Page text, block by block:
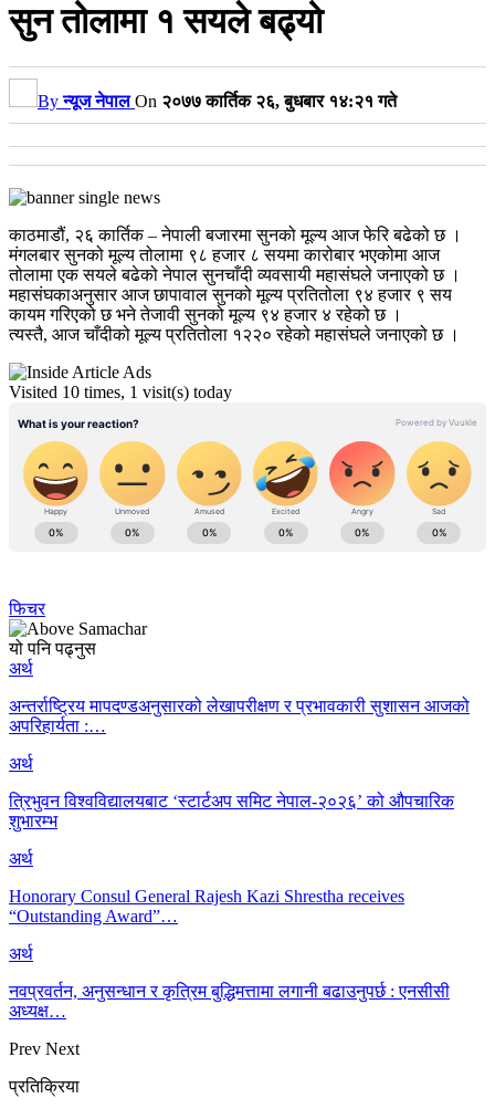
सुन तोलामा १ सयले बढ्यो
Byन्यूज नेपाल On २०७७ कार्तिक २६, बुधबार १४:२१ गते
काठमाडौं, २६ कार्तिक – नेपाली बजारमा सुनको मूल्य आज फेरि बढेको छ ।
मंगलबार सुनको मूल्य तोलामा ९८ हजार ८ सयमा कारोबार भएकोमा आज
तोलामा एक सयले बढेको नेपाल सुनचाँदी व्यवसायी महासंघले जनाएको छ ।
महासंघकाअनुसार आज छापावाल सुनको मूल्य प्रतितोला ९४ हजार ९ सय
कायम गरिएको छ भने तेजावी सुनको मूल्य ९४ हजार ४ रहेको छ ।
त्यस्तै, आज चाँदीको मूल्य प्रतितोला १२२० रहेको महासंघले जनाएको छ ।
Visited 10 times, 1 visit(s) today
फिचर
यो पनि पढ्नुस
अर्थ
अन्तर्राष्ट्रिय मापदण्डअनुसारको लेखापरीक्षण र प्रभावकारी सुशासन आजको
अपरिहार्यता :…
अर्थ
त्रिभुवन विश्वविद्यालयबाट ‘स्टार्टअप समिट नेपाल-२०२६’ को औपचारिक
शुभारम्भ
अर्थ
Honorary Consul General Rajesh Kazi Shrestha receives
“Outstanding Award”…
अर्थ
नवप्रवर्तन, अनुसन्धान र कृत्रिम बुद्धिमत्तामा लगानी बढाउनुपर्छ : एनसीसी
अध्यक्ष…
Prev Next
प्रतिक्रिया